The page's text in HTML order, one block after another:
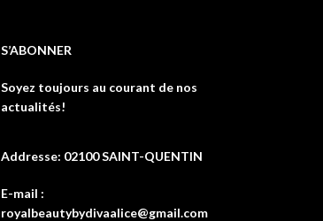
S’ABONNER
Soyez toujours au courant de nos
actualités!
Addresse: 02100 SAINT-QUENTIN
E-mail :
royalbeautybydivaalice@gmail.com